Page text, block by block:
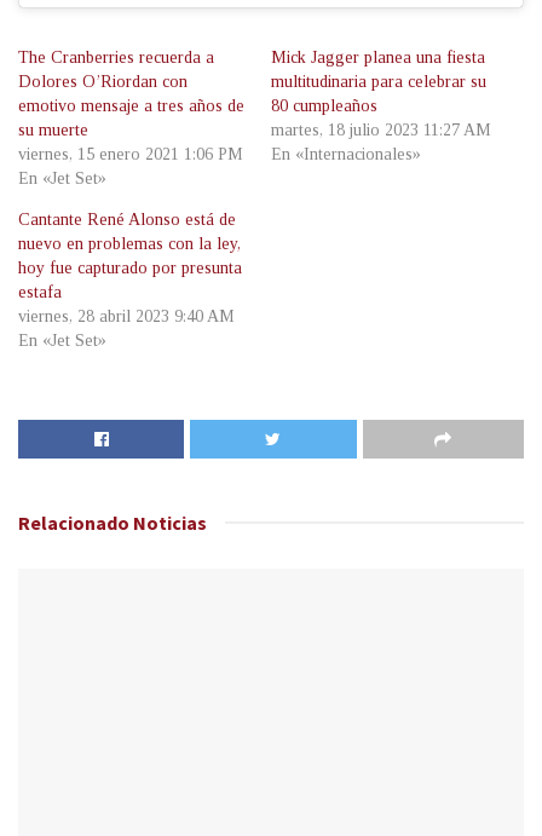
The Cranberries recuerda a
Dolores O’Riordan con
emotivo mensaje a tres años de
su muerte
viernes, 15 enero 2021 1:06 PM
En «Jet Set»
Mick Jagger planea una fiesta
multitudinaria para celebrar su
80 cumpleaños
martes, 18 julio 2023 11:27 AM
En «Internacionales»
Cantante René Alonso está de
nuevo en problemas con la ley,
hoy fue capturado por presunta
estafa
viernes, 28 abril 2023 9:40 AM
En «Jet Set»
Relacionado Noticias